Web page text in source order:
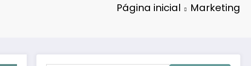
Página inicial Marketing